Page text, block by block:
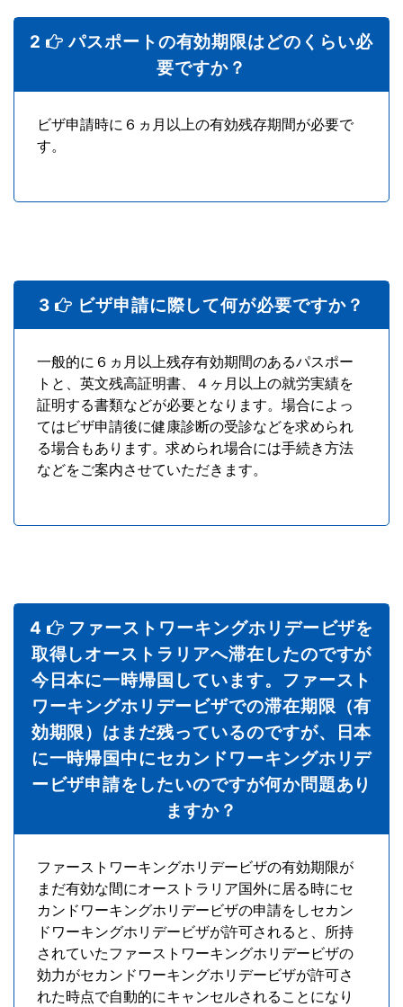
2
パスポートの有効期限はどのくらい必
要ですか？
ビザ申請時に６ヵ月以上の有効残存期間が必要で
す。
3 ビザ申請に際して何が必要ですか？
一般的に６ヵ月以上残存有効期間のあるパスポー
トと、英文残高証明書、４ヶ月以上の就労実績を
証明する書類などが必要となります。場合によっ
てはビザ申請後に健康診断の受診などを求められ
る場合もあります。求められ場合には手続き方法
などをご案内させていただきます。
4
ファーストワーキングホリデービザを
取得しオーストラリアへ滞在したのですが
今日本に一時帰国しています。ファースト
ワーキングホリデービザでの滞在期限（有
効期限）はまだ残っているのですが、日本
に一時帰国中にセカンドワーキングホリデ
ービザ申請をしたいのですが何か問題あり
ますか？
ファーストワーキングホリデービザの有効期限が
まだ有効な間にオーストラリア国外に居る時にセ
カンドワーキングホリデービザの申請をしセカン
ドワーキングホリデービザが許可されると、所持
されていたファーストワーキングホリデービザの
効力がセカンドワーキングホリデービザが許可さ
れた時点で自動的にキャンセルされることになり